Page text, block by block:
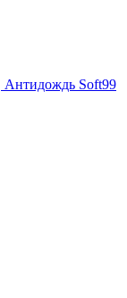
Антидождь Soft99